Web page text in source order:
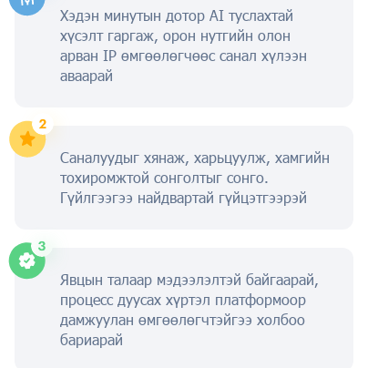
Хэдэн минутын дотор AI туслахтай
хүсэлт гаргаж, орон нутгийн олон
арван IP өмгөөлөгчөөс санал хүлээн
аваарай
Саналуудыг хянаж, харьцуулж, хамгийн
тохиромжтой сонголтыг сонго.
Гүйлгээгээ найдвартай гүйцэтгээрэй
Явцын талаар мэдээлэлтэй байгаарай,
процесс дуусах хүртэл платформоор
дамжуулан өмгөөлөгчтэйгээ холбоо
бариарай